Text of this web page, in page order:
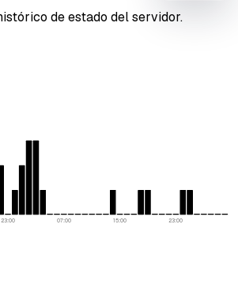
de estado del servidor.
23:00 07:00 15:00 23:00
mejora